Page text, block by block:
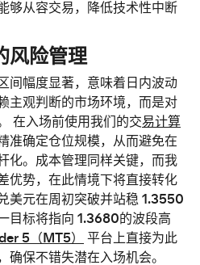
够从容交易，降低技术性中断
风险管理
间幅度显著，意味着日内波动
主观判断的市场环境，而是对
在入场前使用我们的交易计算
准确定仓位规模，从而避免在
化。成本管理同样关键，而我
优势，在此情境下将直接转化
美元在周初突破并站稳
目标将指向 1.3680的波段高
5（MT5）
平台上直接为此
确保不错失潜在入场机会。